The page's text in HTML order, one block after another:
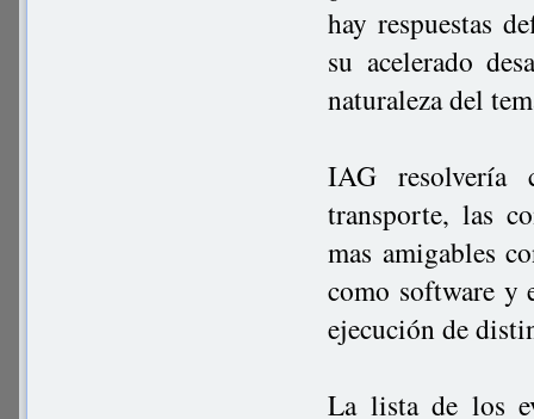
hay respuestas
su acelerado
naturaleza del
IAG resolvería
transporte, las
mas amigables
como software y
ejecución de
La lista de los